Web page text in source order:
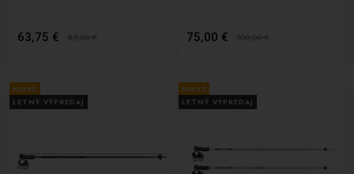
63,75 € 85,00€ 75,00 € 100,00€
NOVÉ
LETNÝ VÝPREDAJ
NOVÉ
LETNÝ VÝPREDAJ